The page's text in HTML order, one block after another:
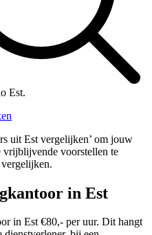
Est.
uit Est vergelijken’ om jouw
vrijblijvende voorstellen te
in Est
in Est €80,- per uur. Dit hangt